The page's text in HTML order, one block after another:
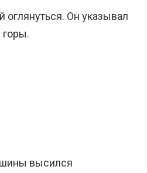
Он указывал
высился